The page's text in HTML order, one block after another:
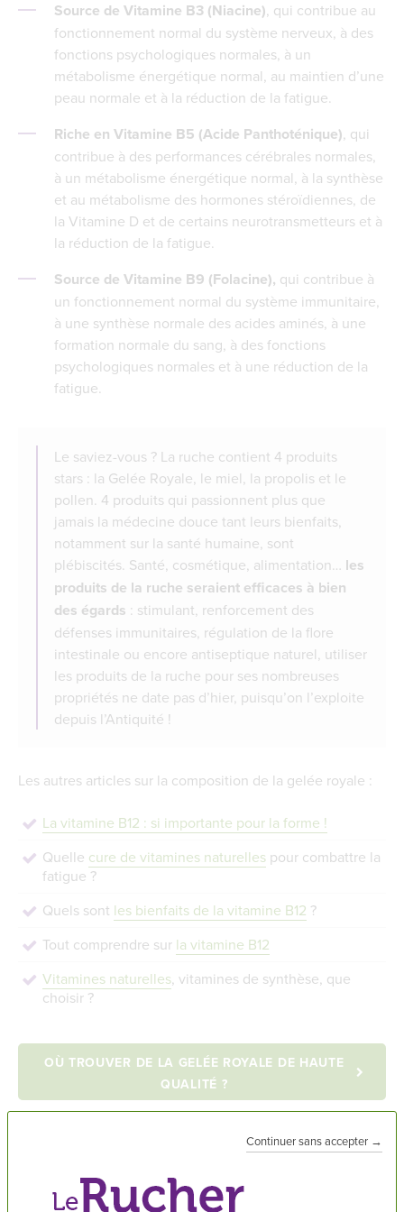
Continuer sans accepter →
Source de Vitamine B3 (Niacine), qui contribue au
fonctionnement normal du système nerveux, à des
fonctions psychologiques normales, à un
métabolisme énergétique normal, au maintien d’une
peau normale et à la réduction de la fatigue.
Riche en Vitamine B5 (Acide Panthoténique), qui
contribue à des performances cérébrales normales,
à un métabolisme énergétique normal, à la synthèse
et au métabolisme des hormones stéroïdiennes, de
la Vitamine D et de certains neurotransmetteurs et à
la réduction de la fatigue.
Source de Vitamine B9 (Folacine), qui contribue à
un fonctionnement normal du système immunitaire,
à une synthèse normale des acides aminés, à une
formation normale du sang, à des fonctions
psychologiques normales et à une réduction de la
fatigue.
Le saviez-vous ? La ruche contient 4 produits
stars : la Gelée Royale, le miel, la propolis et le
pollen. 4 produits qui passionnent plus que
jamais la médecine douce tant leurs bienfaits,
notamment sur la santé humaine, sont
plébiscités. Santé, cosmétique, alimentation… les
produits de la ruche seraient efficaces à bien
des égards : stimulant, renforcement des
défenses immunitaires, régulation de la flore
intestinale ou encore antiseptique naturel, utiliser
les produits de la ruche pour ses nombreuses
propriétés ne date pas d’hier, puisqu’on l’exploite
depuis l’Antiquité !
Les autres articles sur la composition de la gelée royale :
La vitamine B12 : si importante pour la forme !
Quelle cure de vitamines naturelles pour combattre la
fatigue ?
Quels sont les bienfaits de la vitamine B12 ?
Tout comprendre sur la vitamine B12
Vitamines naturelles, vitamines de synthèse, que
choisir ?
OÙ TROUVER DE LA GELÉE ROYALE DE HAUTE
QUALITÉ ?
Comment la Gelée Royale est-elle